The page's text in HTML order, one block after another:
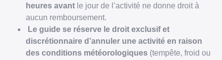
heures avant le jour de l’activité ne donne droit à
aucun remboursement.
Le guide se réserve le droit exclusif et
discrétionnaire d’annuler une activité en raison
des conditions météorologiques (tempête, froid ou